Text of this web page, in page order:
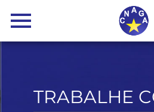
TRABALHE